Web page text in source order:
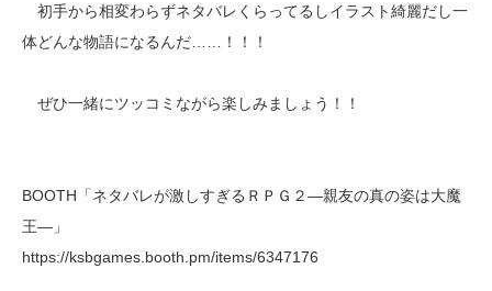
初手から相変わらずネタバレくらってるしイラスト綺麗だし一
体どんな物語になるんだ……！！！
ぜひ一緒にツッコミながら楽しみましょう！！
BOOTH「ネタバレが激しすぎるＲＰＧ２―親友の真の姿は大魔
王―」
https://ksbgames.booth.pm/items/6347176